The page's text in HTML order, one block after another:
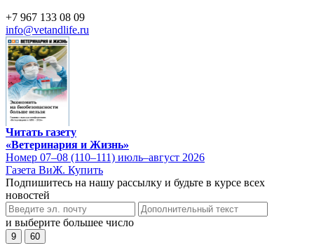
+7 967 133 08 09
info@vetandlife.ru
Читать газету
«Ветеринария и Жизнь»
Номер 07–08 (110–111) июль–август 2026
Газета ВиЖ. Купить
Подпишитесь на нашу рассылку и будьте в курсе всех
новостей
и выберите большее число
9 60